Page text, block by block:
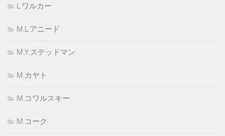
L.ワルカー
M.L.アニード
M.Y.ステッドマン
M.カヤト
M.コワルスキー
M.コーク